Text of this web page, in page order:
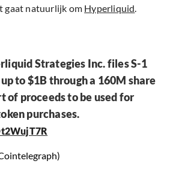
gaat natuurlijk om Hyperliquid.
Strategies Inc. files S-1
to $1B through a 160M share
of proceeds to be used for
purchases.